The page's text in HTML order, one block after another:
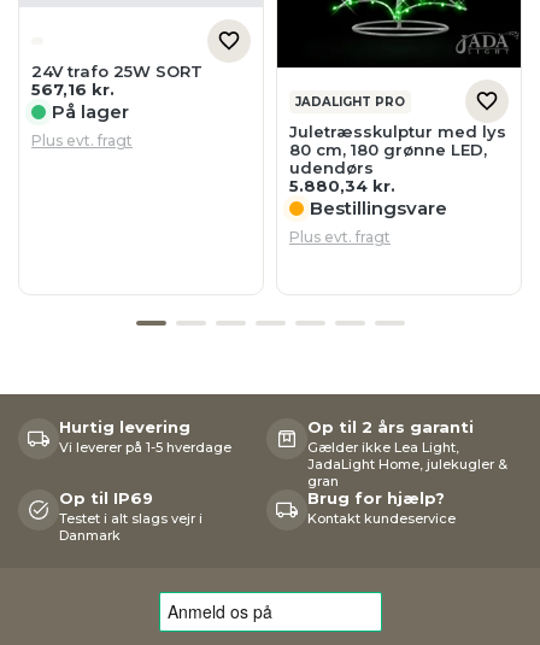
24V trafo 25W SORT
567,16 kr.
På lager
Plus evt. fragt
JADALIGHT PRO
Juletræsskulptur med lys
80 cm, 180 grønne LED,
udendørs
5.880,34 kr.
Bestillingsvare
Plus evt. fragt
Hurtig levering
Vi leverer på 1-5 hverdage
Op til 2 års garanti
Gælder ikke Lea Light,
JadaLight Home, julekugler &
gran
Op til IP69
Testet i alt slags vejr i
Danmark
Brug for hjælp?
Kontakt kundeservice